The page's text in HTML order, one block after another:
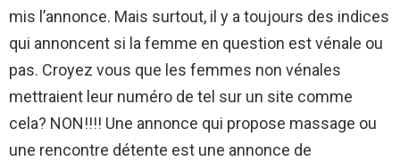
mis l’annonce. Mais surtout, il y a toujours des indices
qui annoncent si la femme en question est vénale ou
pas. Croyez vous que les femmes non vénales
mettraient leur numéro de tel sur un site comme
cela? NON!!!! Une annonce qui propose massage ou
une rencontre détente est une annonce de